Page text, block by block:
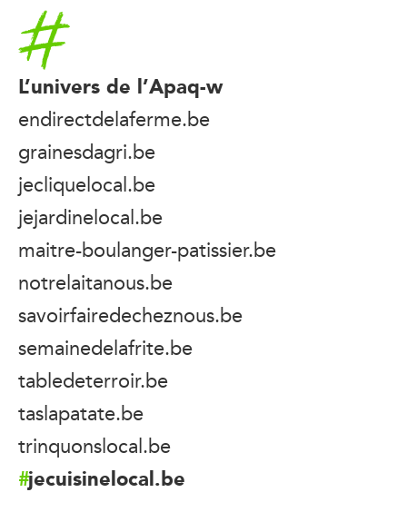
Accueil
L’univers de l’Apaq-w
endirectdelaferme.be
grainesdagri.be
jecliquelocal.be
jejardinelocal.be
maitre-boulanger-patissier.be
notrelaitanous.be
savoirfairedecheznous.be
semainedelafrite.be
tabledeterroir.be
taslapatate.be
trinquonslocal.be
jecuisinelocal.be